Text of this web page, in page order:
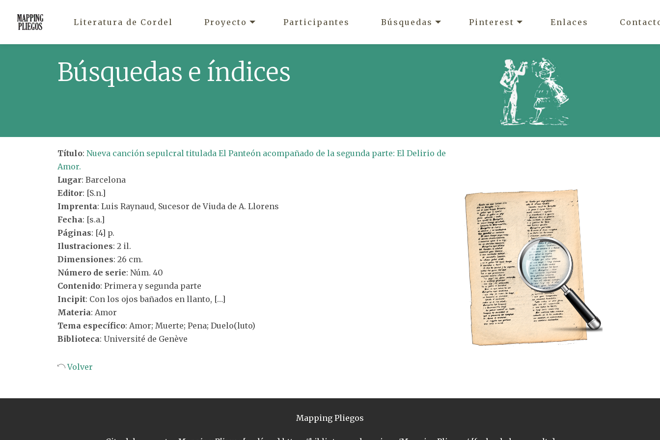
Literatura de Cordel Proyecto Participantes Búsquedas Pinterest Enlaces
Búsquedas e índices
Título: Nueva canción sepulcral titulada El Panteón acompañado de la segunda parte: El Delirio de
Amor.
Lugar: Barcelona
Editor: [S.n.]
Imprenta: Luis Raynaud, Sucesor de Viuda de A. Llorens
Fecha: [s.a.]
Páginas: [4] p.
Ilustraciones: 2 il.
Dimensiones: 26 cm.
Número de serie: Núm. 40
Contenido: Primera y segunda parte
Incipit: Con los ojos bañados en llanto, […]
Materia: Amor
Tema específico: Amor; Muerte; Pena; Duelo(luto)
Biblioteca: Université de Genève
Volver
Mapping Pliegos